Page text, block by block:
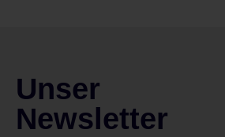
Unser
Newsletter